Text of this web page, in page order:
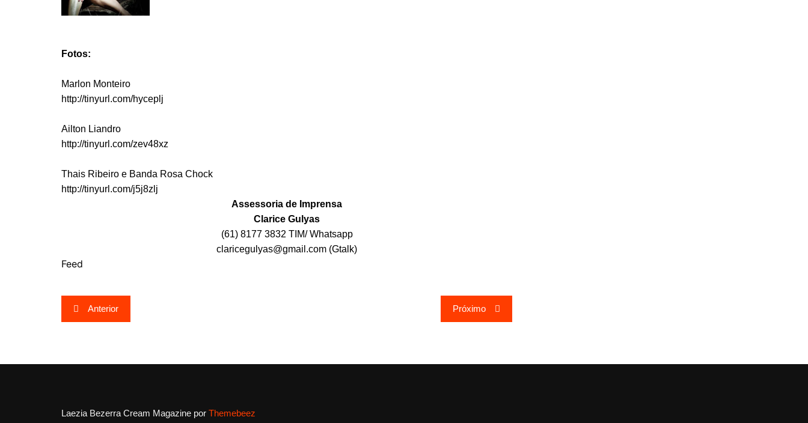
Fotos:
Marlon Monteiro
http://tinyurl.com/hyceplj
Ailton Liandro
http://tinyurl.com/zev48xz
Thais Ribeiro e Banda Rosa Chock
http://tinyurl.com/j5j8zlj
Assessoria de Imprensa
Clarice Gulyas
(61) 8177 3832 TIM/ Whatsapp
claricegulyas@gmail.com (Gtalk)
Feed
Navegação
de
Anterior Próximo
Laezia Bezerra Cream Magazine por Themebeez